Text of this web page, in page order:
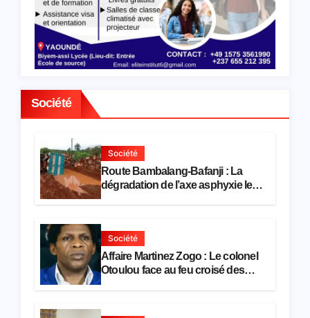
restau
ration
Société
Société
Route Bambalang-Bafanji : La
dégradation de l’axe asphyxie les
Société
Affaire Martinez Zogo : Le colonel
Otoulou face au feu croisé des